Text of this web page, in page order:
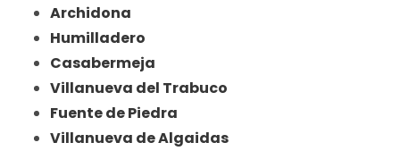
Archidona
Humilladero
Casabermeja
Villanueva del Trabuco
Fuente de Piedra
Villanueva de Algaidas